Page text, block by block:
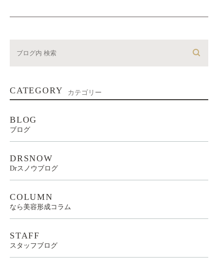
CATEGORY カテゴリー
BLOG
ブログ
DRSNOW
Drスノウブログ
COLUMN
なら美容形成コラム
STAFF
スタッフブログ